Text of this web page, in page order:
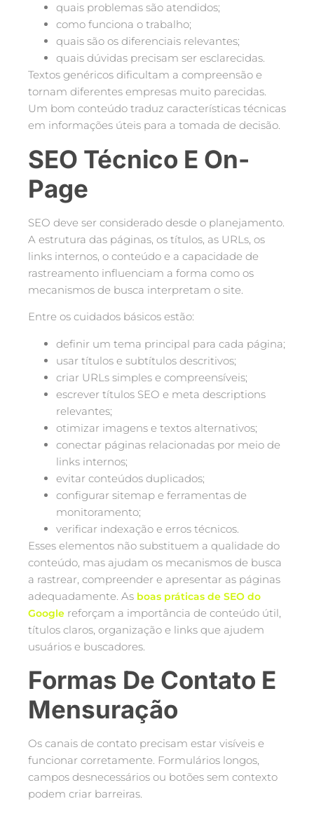
quais problemas são atendidos;
como funciona o trabalho;
quais são os diferenciais relevantes;
quais dúvidas precisam ser esclarecidas.
Textos genéricos dificultam a compreensão e
tornam diferentes empresas muito parecidas.
Um bom conteúdo traduz características técnicas
em informações úteis para a tomada de decisão.
SEO Técnico E On-
Page
SEO deve ser considerado desde o planejamento.
A estrutura das páginas, os títulos, as URLs, os
links internos, o conteúdo e a capacidade de
rastreamento influenciam a forma como os
mecanismos de busca interpretam o site.
Entre os cuidados básicos estão:
definir um tema principal para cada página;
usar títulos e subtítulos descritivos;
criar URLs simples e compreensíveis;
escrever títulos SEO e meta descriptions
relevantes;
otimizar imagens e textos alternativos;
conectar páginas relacionadas por meio de
links internos;
evitar conteúdos duplicados;
configurar sitemap e ferramentas de
monitoramento;
verificar indexação e erros técnicos.
Esses elementos não substituem a qualidade do
conteúdo, mas ajudam os mecanismos de busca
a rastrear, compreender e apresentar as páginas
adequadamente. As boas práticas de SEO do
Google reforçam a importância de conteúdo útil,
títulos claros, organização e links que ajudem
usuários e buscadores.
Formas De Contato E
Mensuração
Os canais de contato precisam estar visíveis e
funcionar corretamente. Formulários longos,
campos desnecessários ou botões sem contexto
podem criar barreiras.